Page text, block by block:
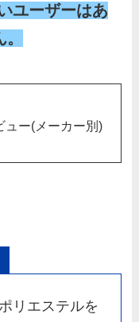
ユーザーはあ
ュー(メーカー別)
リエステルを